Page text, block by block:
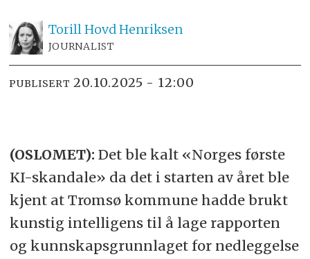
Torill HovdHenriksen
JOURNALIST
PUBLISERT 20.10.2025 - 12:00
(OSLOMET): Det ble kalt «Norges første
KI-skandale» da det i starten av året ble
kjent at Tromsø kommune hadde brukt
kunstig intelligens til å lage rapporten
og kunnskapsgrunnlaget for nedleggelse